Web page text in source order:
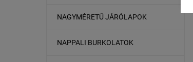
NAGYMÉRETŰ JÁRÓLAPOK
NAPPALI BURKOLATOK